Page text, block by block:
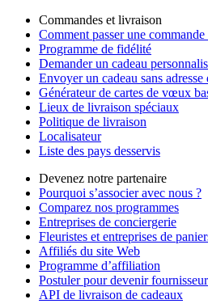
Commandes et livraison
Comment passer une
Programme de fidélité
Demander un cadeau
Envoyer un cadeau sans adresse
Générateur de cartes de vœux
Lieux de livraison spéciaux
Politique de livraison
Localisateur
Liste des pays desservis
Devenez notre partenaire
Pourquoi s’associer avec nous ?
Comparez nos programmes
Entreprises de conciergerie
Fleuristes et entreprises de
Affiliés du site Web
Programme d’affiliation
Postuler pour devenir fournisseur
API de livraison de cadeaux